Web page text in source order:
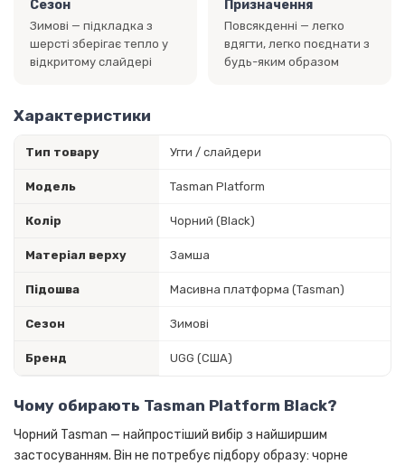
Сезон
Зимові — підкладка з
шерсті зберігає тепло у
відкритому слайдері
Призначення
Повсякденні — легко
вдягти, легко поєднати з
будь-яким образом
Характеристики
Тип товару Угги / слайдери
Модель Tasman Platform
Колір Чорний (Black)
Матеріал верху Замша
Підошва Масивна платформа (Tasman)
Сезон Зимові
Бренд UGG (США)
Чому обирають Tasman Platform Black?
Чорний Tasman — найпростіший вибір з найширшим
застосуванням. Він не потребує підбору образу: чорне